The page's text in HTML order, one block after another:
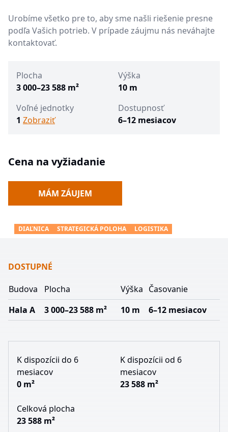
Urobíme všetko pre to, aby sme našli riešenie presne
podľa Vašich potrieb. V prípade záujmu nás neváhajte
kontaktovať.
Plocha
3 000–23 588 m²
Výška
10 m
Voľné jednotky
1 Zobraziť
Dostupnosť
6–12 mesiacov
Cena na vyžiadanie
MÁM ZÁUJEM
DIAĽNICA STRATEGICKÁ POLOHA LOGISTIKA
DOSTUPNÉ
Budova
Plocha Výška Časovanie
Hala A
3 000–23 588 m² 10 m 6–12 mesiacov
K dispozícii do 6
mesiacov
0 m²
K dispozícii od 6
mesiacov
23 588 m²
Celková plocha
23 588 m²